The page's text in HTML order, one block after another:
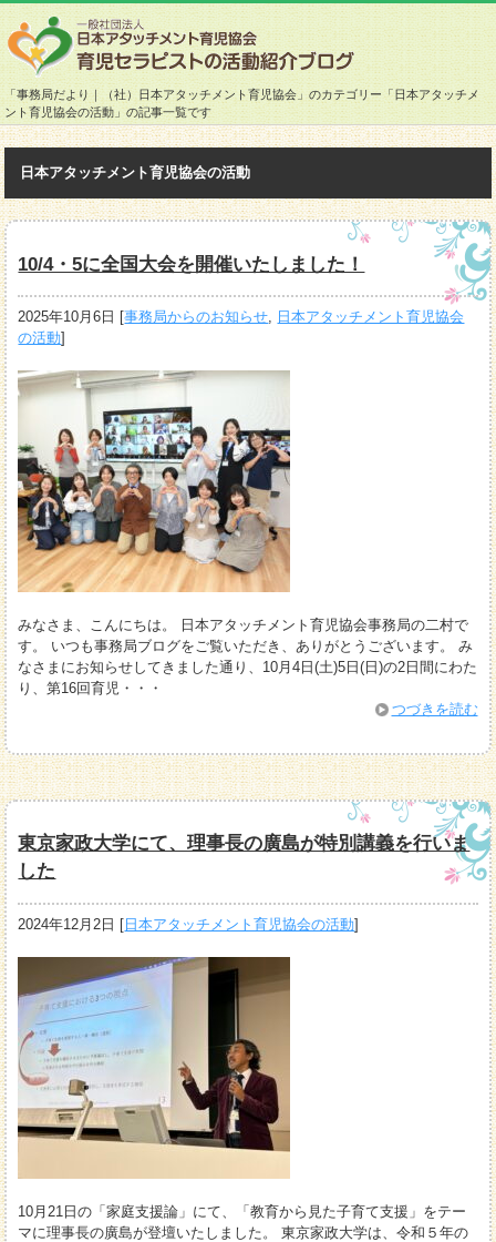
「事務局だより｜（社）日本アタッチメント育児協会」のカテゴリー「日本アタッチメ
ント育児協会の活動」の記事一覧です
日本アタッチメント育児協会の活動
10/4・5に全国大会を開催いたしました！
2025年10月6日 [事務局からのお知らせ, 日本アタッチメント育児協会
の活動]
みなさま、こんにちは。 日本アタッチメント育児協会事務局の二村で
す。 いつも事務局ブログをご覧いただき、ありがとうございます。 み
なさまにお知らせしてきました通り、10月4日(土)5日(日)の2日間にわた
り、第16回育児・・・
つづきを読む
東京家政大学にて、理事長の廣島が特別講義を行いま
した
2024年12月2日 [ 日本アタッチメント育児協会の活動]
10月21日の「家庭支援論」にて、「教育から見た子育て支援」をテー
マに理事長の廣島が登壇いたしました。 東京家政大学は、令和５年の